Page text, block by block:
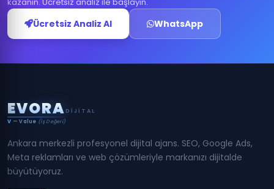
Ücretsiz Analiz Al WhatsApp
EVORA DIJITAL
V — Value (İş Değeri)
Ankara merkezli profesyonel dijital ajans. SEO, Google Ads,
Meta reklamları ve web çözümleriyle markanızı dijitalde
büyütüyoruz.